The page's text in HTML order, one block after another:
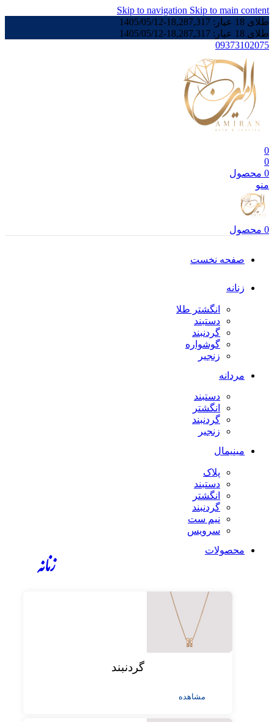
Skip to navigation Skip to main content
طلای 18 عیار:
18,287,317
-
1405/05/12
طلای 18 عیار:
18,287,317
-
1405/05/12
09373102075
0
0
0 محصول
منو
0 محصول
صفحه نخست
زنانه
انگشتر طلا
دستبند
گردنبند
گوشواره
زنجیر
مردانه
دستبند
انگشتر
گردنبند
زنجیر
مینیمال
پلاک
دستبند
انگشتر
گردنبند
نیم ست
سرویس
محصولات
زنانه
گردنبند
مشاهده